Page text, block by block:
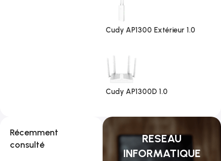
Récemment
consulté
RESEAU
INFORMATIQUE
Cudy AP1300 Extérieur 1.0
Cudy AP1300D 1.0